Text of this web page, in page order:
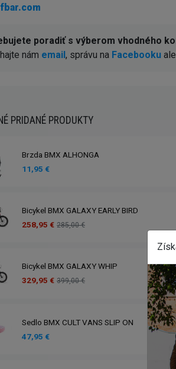
poradiť s výberom vhodného
nám email , správu na Facebooku
PRIDANÉ PRODUKTY
Brzda BMX ALHONGA
11,95 €
Bicykel BMX GALAXY EARLY BIRD
258,95 € 285,00 €
Bicykel BMX GALAXY WHIP
329,95 € 399,00 €
Sedlo BMX CULT VANS SLIP ON
47,95 €